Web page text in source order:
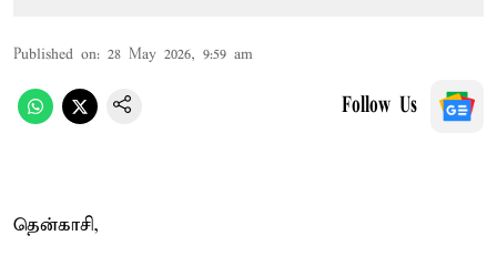
Published on: 28 May 2026, 9:59 am
Follow Us
தென்காசி,